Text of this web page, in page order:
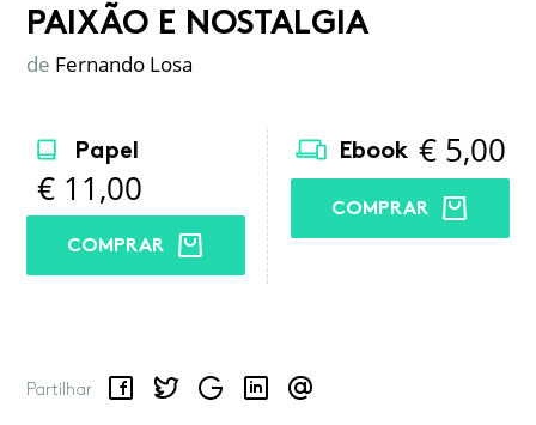
PAIXÃO E NOSTALGIA
de Fernando Losa
Papel
€ 11,00
COMPRAR
Ebook € 5,00
COMPRAR
Partilhar
FacebookTwitterGoogle LinkedInEmail